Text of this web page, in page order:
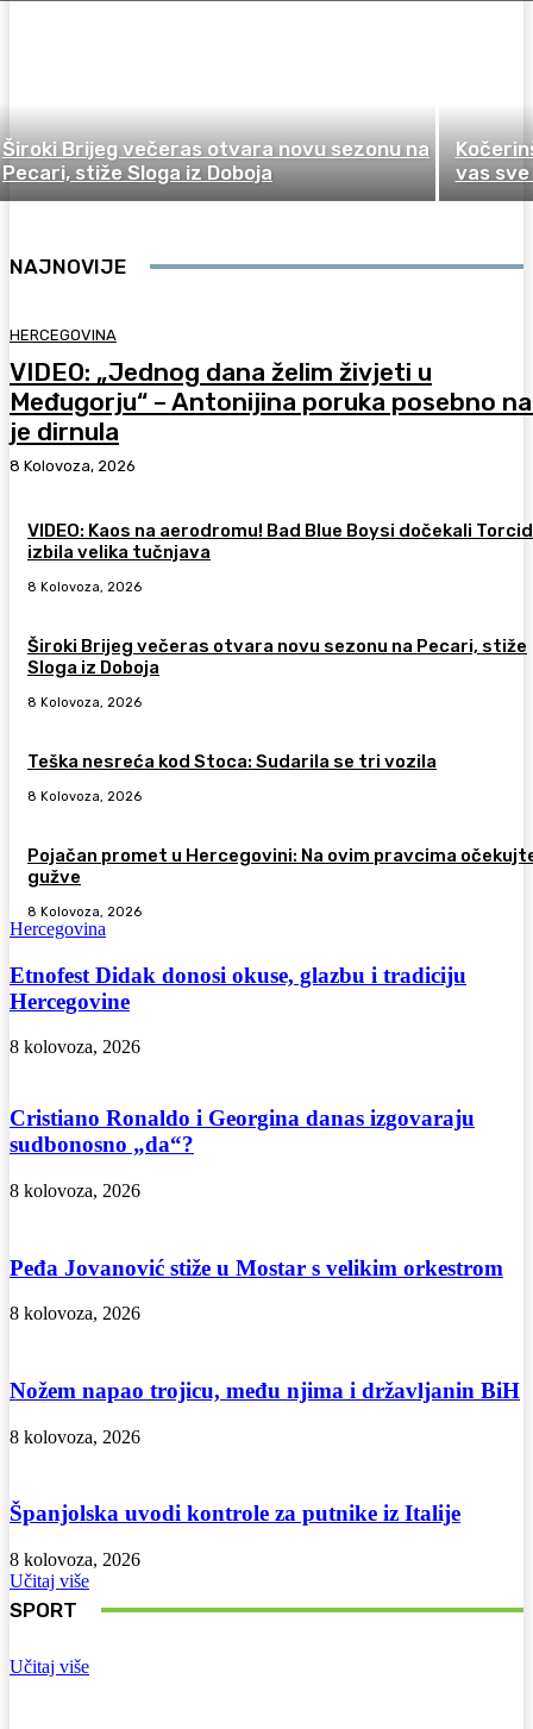
Široki Brijeg večeras otvara novu sezonu na
Pecari, stiže Sloga iz Doboja
vas sve
NAJNOVIJE
HERCEGOVINA
VIDEO: „Jednog dana želim živjeti u
Međugorju“ – Antonijina poruka posebno
je dirnula
8 Kolovoza, 2026
VIDEO: Kaos na aerodromu! Bad Blue Boysi dočekali
izbila velika tučnjava
8 Kolovoza, 2026
Široki Brijeg večeras otvara novu sezonu na Pecari, stiže
Sloga iz Doboja
8 Kolovoza, 2026
Teška nesreća kod Stoca: Sudarila se tri vozila
8 Kolovoza, 2026
Pojačan promet u Hercegovini: Na ovim pravcima
gužve
8 Kolovoza, 2026
Hercegovina
Etnofest Didak donosi okuse, glazbu i tradiciju
Hercegovine
8 kolovoza, 2026
Cristiano Ronaldo i Georgina danas izgovaraju
sudbonosno „da“?
8 kolovoza, 2026
Peđa Jovanović stiže u Mostar s velikim orkestrom
8 kolovoza, 2026
Nožem napao trojicu, među njima i državljanin BiH
8 kolovoza, 2026
Španjolska uvodi kontrole za putnike iz Italije
8 kolovoza, 2026
Učitaj više
SPORT
Učitaj više